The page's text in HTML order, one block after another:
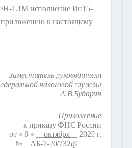
1.1М исполнение Ин15-
приложению к настоящему
Заместитель руководителя
налоговой службы
А.В.Бударин
Приложение
к приказу ФНС России
от « 8 » __октября __ 2020 г.
№__ АБ-7-20/732@